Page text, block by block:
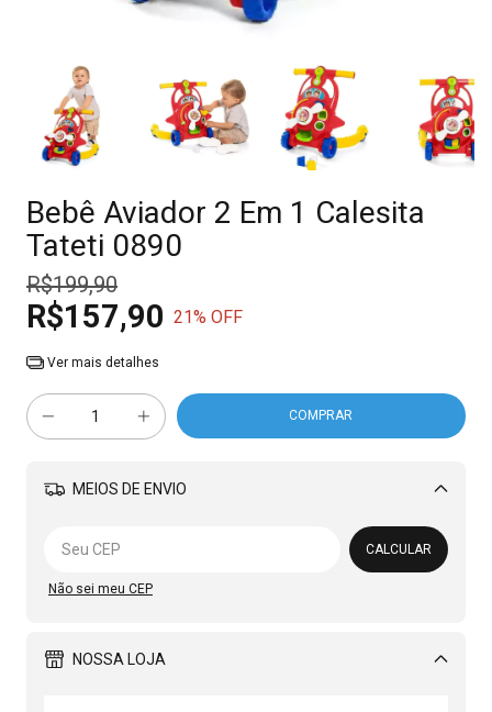
Bebê Aviador 2 Em 1 Calesita
Tateti 0890
R$199,90
R$157,90 21% OFF
Ver mais detalhes
MEIOS DE ENVIO
Alterar CEP
CALCULAR
Não sei meu CEP
NOSSA LOJA